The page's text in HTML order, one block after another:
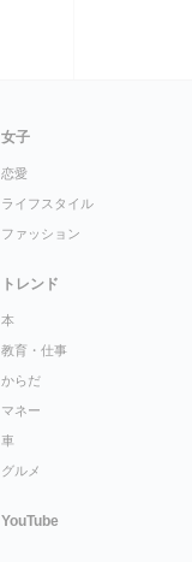
女子
恋愛
ライフスタイル
ファッション
トレンド
本
教育・仕事
からだ
マネー
車
グルメ
YouTube